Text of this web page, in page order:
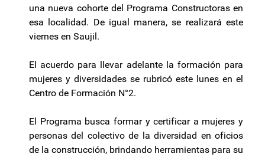
una nueva cohorte del Programa Constructoras en
esa localidad. De igual manera, se realizará este
viernes en Saujil.
El acuerdo para llevar adelante la formación para
mujeres y diversidades se rubricó este lunes en el
Centro de Formación N°2.
El Programa busca formar y certificar a mujeres y
personas del colectivo de la diversidad en oficios
de la construcción, brindando herramientas para su